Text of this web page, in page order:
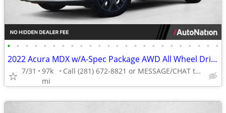
• • • • • • • • • • • • • • • • • • • • • • • •
2022 Acura MDX w/A-Spec Package AWD All Wheel Drive SUV AUTONATION
7/31
97k
mi
Call (281) 672-8821 or MESSAGE/CHAT to confirm availability